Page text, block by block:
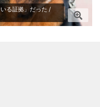
る証拠」だった /